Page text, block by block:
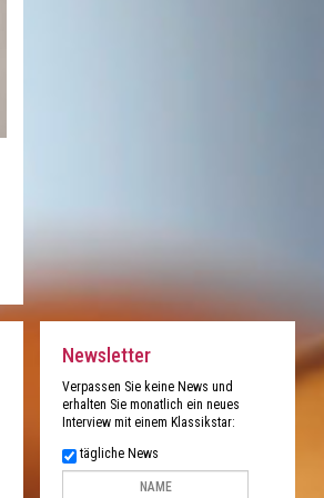
Newsletter
Verpassen Sie keine News und
erhalten Sie monatlich ein neues
Interview mit einem Klassikstar:
tägliche News